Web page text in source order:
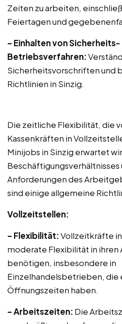
Zeiten zu arbeiten,
Feiertagen und
– Einhalten von Sicherheits-
Betriebsverfahren:
Sicherheitsvorschriften und
Richtlinien in Sinzig.
Die zeitliche Flexibilität, die
Kassenkräften in
Minijobs in Sinzig erwartet
Anforderungen des
sind einige allgemeine
Vollzeitstellen:
– Flexibilität:Vollzeitkräfte
moderate Flexibilität in
benötigen, insbesondere in
Einzelhandelsbetrieben,
Öffnungszeiten haben.
– Arbeitszeiten: Die